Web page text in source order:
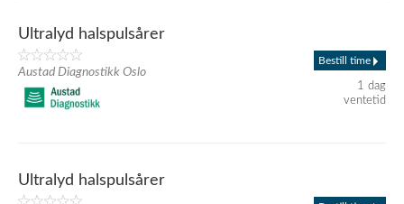
Ultralyd halspulsårer
Austad Diagnostikk Oslo
Bestill time
1 dag
ventetid
Ultralyd halspulsårer